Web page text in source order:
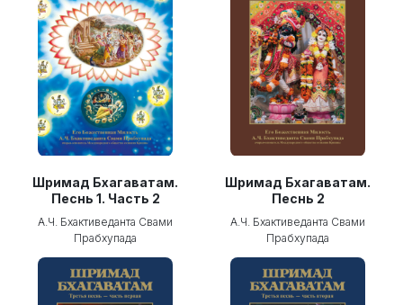
Шримад Бхагаватам.
Песнь 1. Часть 2
А.Ч. Бхактиведанта Свами
Прабхупада
Шримад Бхагаватам.
Песнь 2
А.Ч. Бхактиведанта Свами
Прабхупада